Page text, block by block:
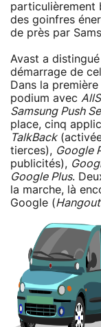
particulièrement
des goinfres
de près par
Avast a
démarrage de
Dans la
podium avec
Samsung Push
place, cinq
TalkBack
tierces), Google
publicités),
Google Plus.
la marche, là
Google (